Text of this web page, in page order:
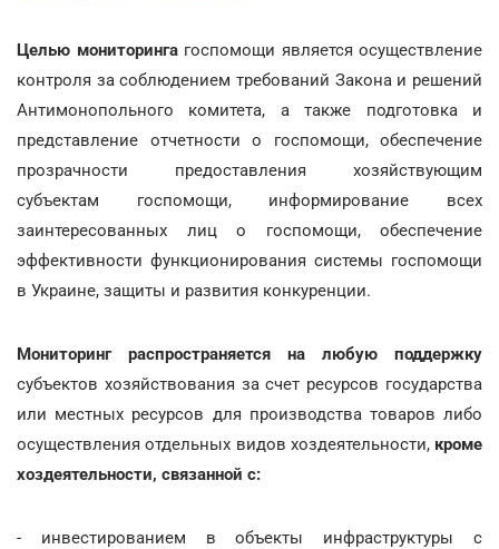
Целью мониторингагоспомощи является осуществление
контроля за соблюдением требований Закона и решений
Антимонопольного комитета, а также подготовка и
представление отчетности о госпомощи, обеспечение
прозрачности предоставления хозяйствующим
субъектам госпомощи, информирование всех
заинтересованных лиц о госпомощи, обеспечение
эффективности функционирования системы госпомощи
в Украине, защиты и развития конкуренции.
Мониторинг распространяется
на любую поддержку
субъектов хозяйствования за счет ресурсов государства
или местных ресурсов для производства товаров либо
осуществления отдельных видов хоздеятельности, кроме
хоздеятельности, связанной с:
- инвестированием в объекты инфраструктуры с